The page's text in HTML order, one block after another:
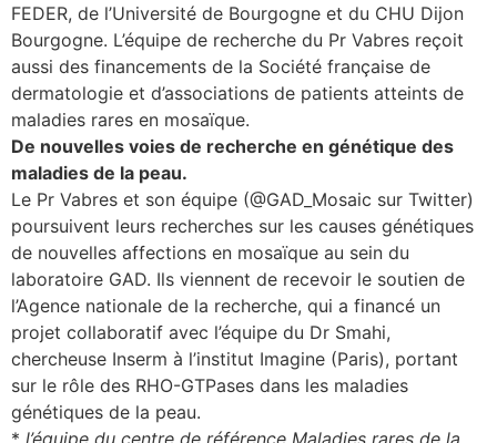
FEDER, de l’Université de Bourgogne et du CHU Dijon
Bourgogne. L’équipe de recherche du Pr Vabres reçoit
aussi des financements de la Société française de
dermatologie et d’associations de patients atteints de
maladies rares en mosaïque.
De nouvelles voies de recherche en génétique des
maladies de la peau.
Le Pr Vabres et son équipe (@GAD_Mosaic sur Twitter)
poursuivent leurs recherches sur les causes génétiques
de nouvelles affections en mosaïque au sein du
laboratoire GAD. Ils viennent de recevoir le soutien de
l’Agence nationale de la recherche, qui a financé un
projet collaboratif avec l’équipe du Dr Smahi,
chercheuse Inserm à l’institut Imagine (Paris), portant
sur le rôle des RHO-GTPases dans les maladies
génétiques de la peau.
* l’équipe du centre de référence Maladies rares de la